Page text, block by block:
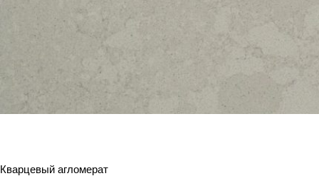
Кварцевый агломерат